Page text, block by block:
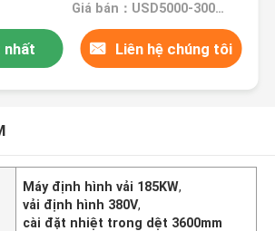
Giá bán：USD5000-300000
nhất Liên hệ chúng tôi
Máy định hình vải 185KW,
vải định hình 380V,
cài đặt nhiệt trong dệt 3600mm